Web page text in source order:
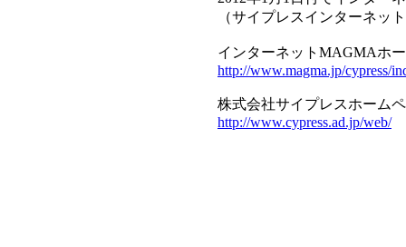
（サイプレスインターネッ
インターネットMAGMAホ
http://www.magma.jp/cypress/
株式会社サイプレスホーム
http://www.cypress.ad.jp/web/